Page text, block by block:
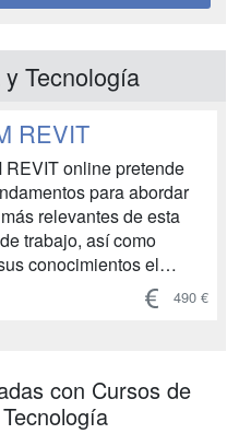
Tecnología
REVIT
REVIT online pretende
para abordar
relevantes de esta
trabajo, así como
conocimientos el
que será el más
tiempos en
obtendrá la Ce...
490 €
con Cursos de